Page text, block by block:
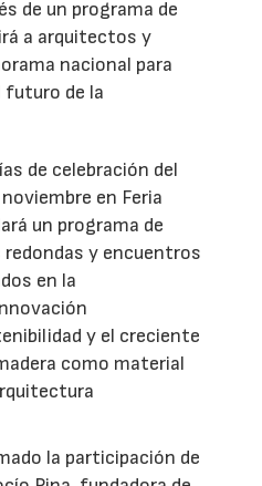
de un programa de
a arquitectos y
nacional para
futuro de la
de celebración del
en Feria
un programa de
y encuentros
en la
y el creciente
como material
la participación de